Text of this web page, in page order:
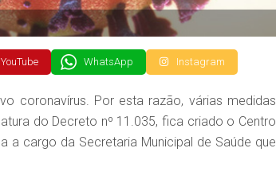
YouTube WhatsApp Instagram
coronavírus. Por esta razão, várias medidas
do Decreto nº 11.035, fica criado o Centro
a cargo da Secretaria Municipal de Saúde que